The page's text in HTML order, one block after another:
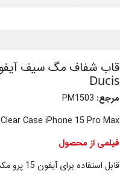
Ducis
مرجع:
Case iPhone 15 Pro Max
فیلمی از محصول
قابل استفاده برای آیفون 15 پرو مکس